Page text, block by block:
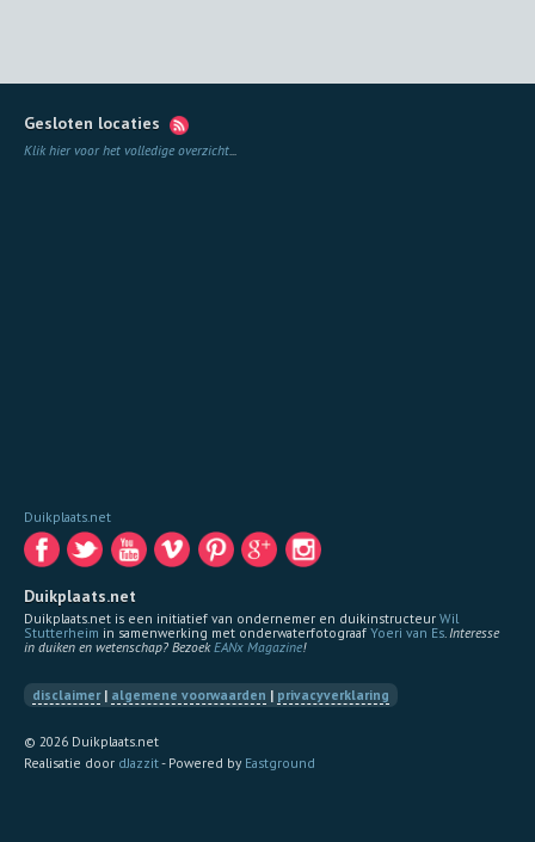
Gesloten locaties
Klik hier voor het volledige overzicht...
Duikplaats.net
Duikplaats.net
Duikplaats.net is een initiatief van ondernemer en duikinstructeur Wil
Stutterheim in samenwerking met onderwaterfotograaf Yoeri van Es.Interesse
in duiken en wetenschap? BezoekEANx Magazine!
disclaimer| algemene voorwaarden | privacyverklaring
© 2026 Duikplaats.net
Realisatie door dJazzit- Powered by Eastground